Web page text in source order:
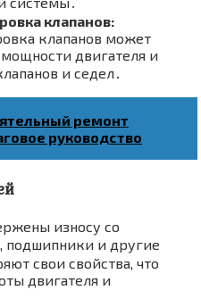
клапанов:
клапанов может
двигателя и
и седел․
ремонт
руководство
износу со
подшипники и другие
свои свойства, что
двигателя и